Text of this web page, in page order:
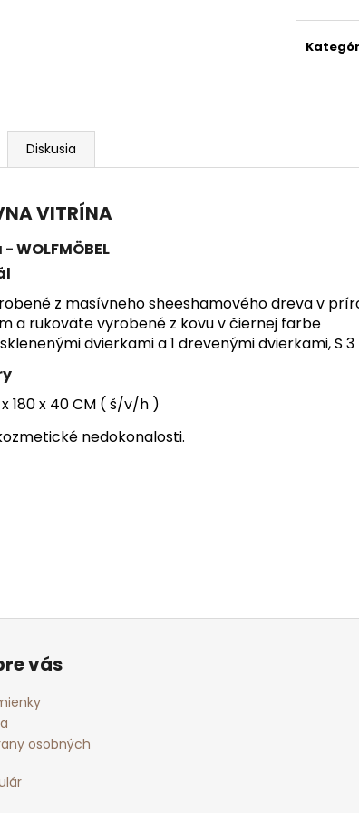
Diskusia
VITRÍNA
WOLFMÖBEL
z masívneho sheeshamového dreva v
a rukoväte vyrobené z kovu v čiernej farbe
sklenenými dvierkami a 1 drevenými dvierkami, S
180 x 40 CM ( š/v/h )
nedokonalosti.
€1 799
vás
osobných